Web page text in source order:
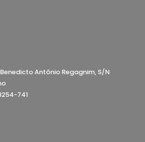
Antônio Regagnim, S/N
741